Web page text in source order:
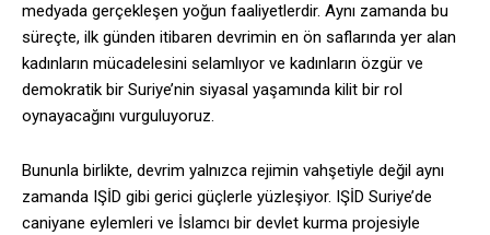
medyada gerçekleşen yoğun faaliyetlerdir. Aynı zamanda bu
süreçte, ilk günden itibaren devrimin en ön saflarında yer alan
kadınların mücadelesini selamlıyor ve kadınların özgür ve
demokratik bir Suriye’nin siyasal yaşamında kilit bir rol
oynayacağını vurguluyoruz.
Bununla birlikte, devrim yalnızca rejimin vahşetiyle değil aynı
zamanda IŞİD gibi gerici güçlerle yüzleşiyor. IŞİD Suriye’de
caniyane eylemleri ve İslamcı bir devlet kurma projesiyle